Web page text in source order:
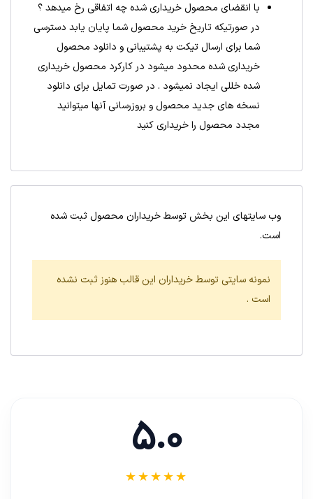
با انقضای محصول خریداری شده چه اتفاقی رخ میدهد ؟
در صورتیکه تاریخ خرید محصول شما پایان یابد دسترسی
شما برای ارسال تیکت به پشتیبانی و دانلود محصول
خریداری شده محدود میشود در کارکرد محصول خریداری
شده خللی ایجاد نمیشود . در صورت تمایل برای دانلود
نسخه های جدید محصول و بروزرسانی آنها میتوانید
مجدد محصول را خریداری کنید
وب سایتهای این بخش توسط خریداران محصول ثبت شده
است.
نمونه سایتی توسط خریداران این قالب هنوز ثبت نشده
است .
5.0
★★★★★